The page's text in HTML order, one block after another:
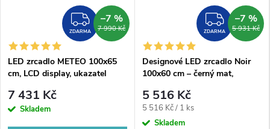
ZDARMA
ZDARMA 7 990 Kč
–7 %
LED zrcadlo METEO 100x65
cm, LCD display, ukazatel
barometr
7 431 Kč
Skladem
ZDARMA 5 931 Kč
–7 %
Designové LED zrcadlo Noir
100x60 cm – černý mat,
5 516 Kč
Měrná
cena:
5 516 Kč / 1 ks
Skladem